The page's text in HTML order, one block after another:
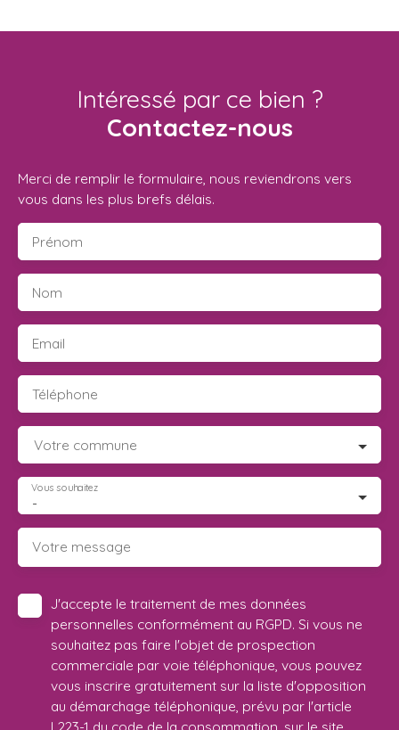
Intéressé par ce bien ?
Contactez-nous
Merci de remplir le formulaire, nous reviendrons vers
vous dans les plus brefs délais.
Prénom
Nom
Email
Téléphone
Votre commune
-
Vous souhaitez
Votre message
J'accepte le traitement de mes données
personnelles conformément au RGPD. Si vous ne
souhaitez pas faire l'objet de prospection
commerciale par voie téléphonique, vous pouvez
vous inscrire gratuitement sur la liste d'opposition
au démarchage téléphonique, prévu par l'article